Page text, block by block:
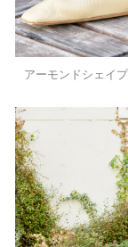
アーモンドシェイ